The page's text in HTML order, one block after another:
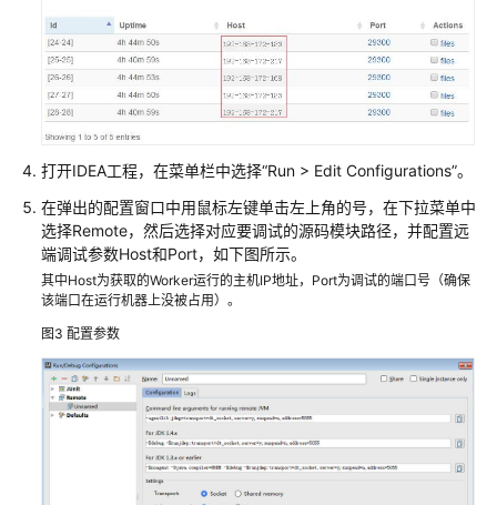
通
版）
最
佳
践
开
发
指
南
发
指
南
打开IDEA工程，在菜单栏中选择“Run > Edit Configurations”。
在弹出的配置窗口中用鼠标左键单击左上角的号，在下拉菜单中
选择Remote，然后选择对应要调试的源码模块路径，并配置远
端调试参数Host和Port，如下图所示。
其中Host为获取的Worker运行的主机IP地址，Port为调试的端口号（确保
该端口在运行机器上没被占用）。
图3 配置参数